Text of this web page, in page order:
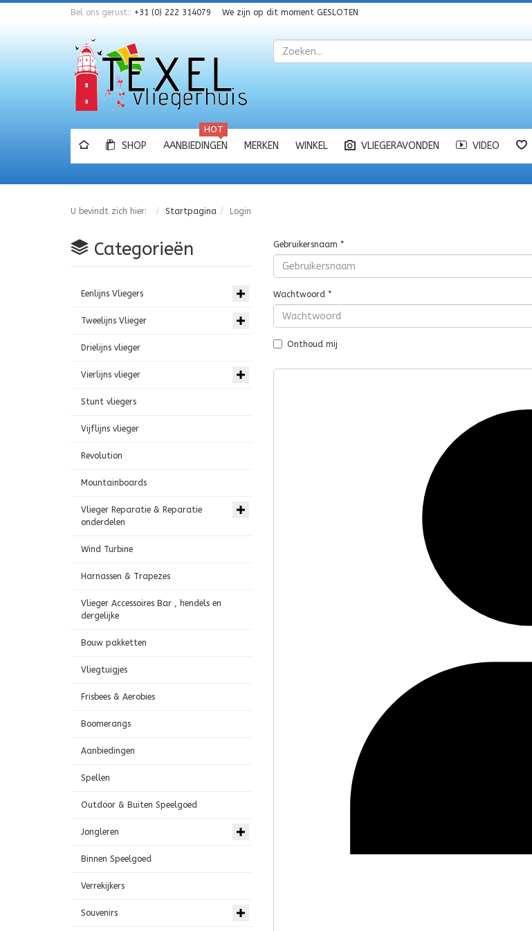
Bel ons gerust:: +31 (0) 222 314079 We zijn op dit moment GESLOTEN
Zoeken
SHOP AANBIEDINGEN
HOT
MERKEN WINKEL VLIEGERAVONDEN VIDEO
U bevindt zich hier: Startpagina Login
Gebruikersnaam *
Wachtwoord*
Onthoud mij
Categorieën
Eenlijns Vliegers
Tweelijns Vlieger
Drielijns vlieger
Vierlijns vlieger
Stunt vliegers
Vijflijns vlieger
Revolution
Mountainboards
Vlieger Reparatie & Reparatie
onderdelen
Wind Turbine
Harnassen & Trapezes
Vlieger Accessoires Bar , hendels en
dergelijke
Bouw pakketten
Vliegtuigjes
Frisbees & Aerobies
Boomerangs
Aanbiedingen
Spellen
Outdoor & Buiten Speelgoed
Jongleren
Binnen Speelgoed
Verrekijkers
Souvenirs